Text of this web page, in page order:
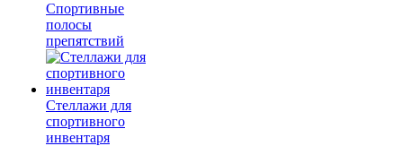
Спортивные
полосы
препятствий
Стеллажи для
спортивного
инвентаря